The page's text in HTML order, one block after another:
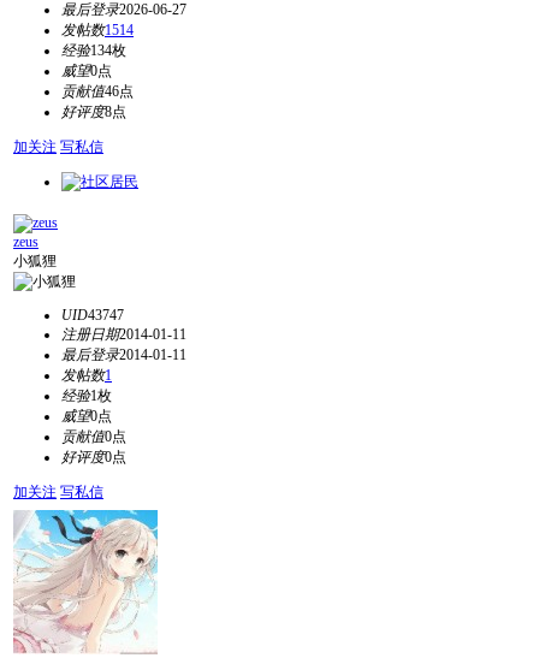
最后登录2026-06-27
发帖数1514
经验134枚
威望0点
贡献值46点
好评度8点
加关注 写私信
zeus
小狐狸
UID43747
注册日期2014-01-11
最后登录2014-01-11
发帖数1
经验1枚
威望0点
贡献值0点
好评度0点
加关注 写私信